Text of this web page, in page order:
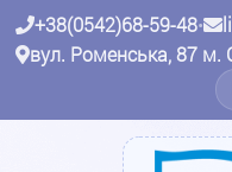
+38(0542)68-59-48•
вул. Роменська, 87 м.